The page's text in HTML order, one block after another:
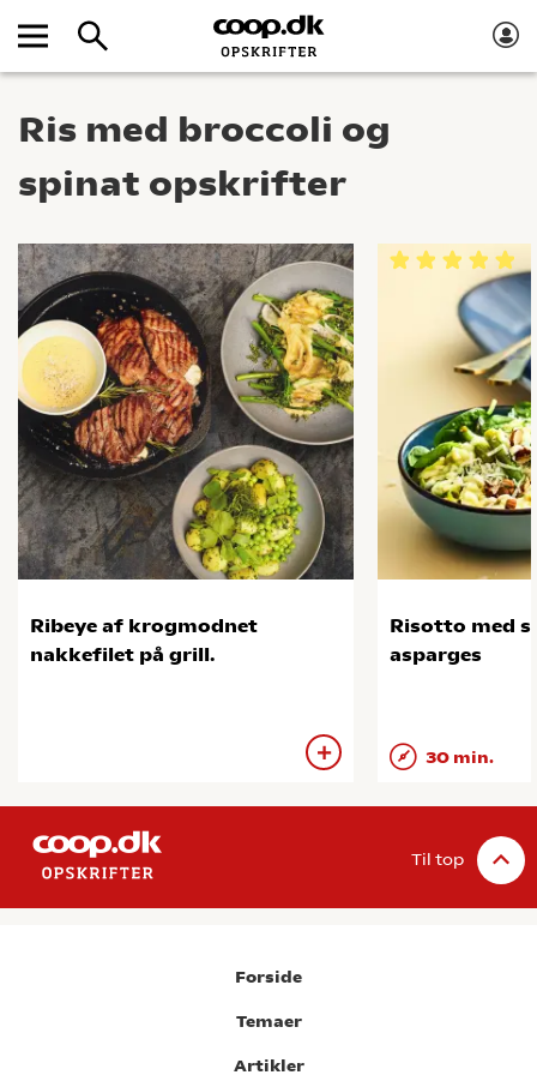
Ris med broccoli og
spinat opskrifter
Ribeye af krogmodnet
nakkefilet på grill.
Risotto med
asparges
30 min.
Til top
Forside
Temaer
Artikler